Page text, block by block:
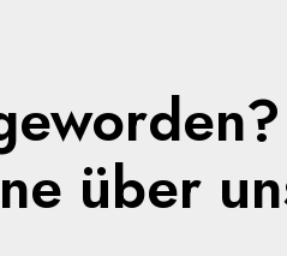
über